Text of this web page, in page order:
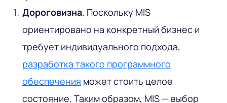
Дороговизна. Поскольку MIS
ориентировано на конкретный бизнес и
требует индивидуального подхода,
разработка такого программного
обеспечения может стоить целое
состояние. Таким образом, MIS — выбор